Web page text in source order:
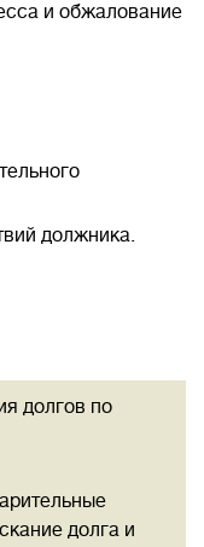
и обжалование
должника.
долгов по
долга и